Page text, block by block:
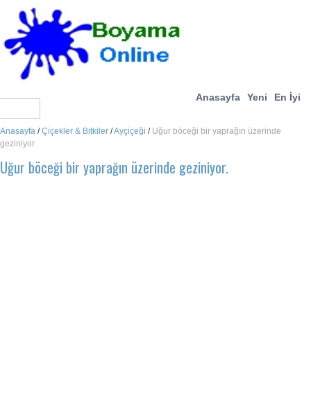
Anasayfa Yeni En İyi
Anasayfa /Çiçekler & Bitkiler /Ayçiçeği / Uğur böceği bir yaprağın üzerinde
geziniyor.
Uğur böceği bir yaprağın üzerinde geziniyor.